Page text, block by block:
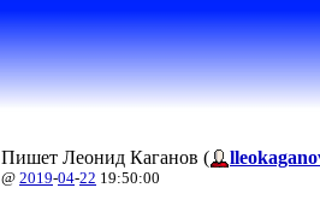
Пишет Леонид Каганов (
@ 2019-04-22 19:50:00